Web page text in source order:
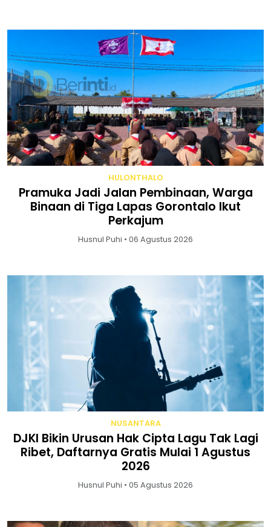
HULONTHALO
Pramuka Jadi Jalan Pembinaan, Warga
Binaan di Tiga Lapas Gorontalo Ikut
Perkajum
Husnul Puhi • 06 Agustus 2026
NUSANTARA
DJKI Bikin Urusan Hak Cipta Lagu Tak Lagi
Ribet, Daftarnya Gratis Mulai 1 Agustus
2026
Husnul Puhi • 05 Agustus 2026